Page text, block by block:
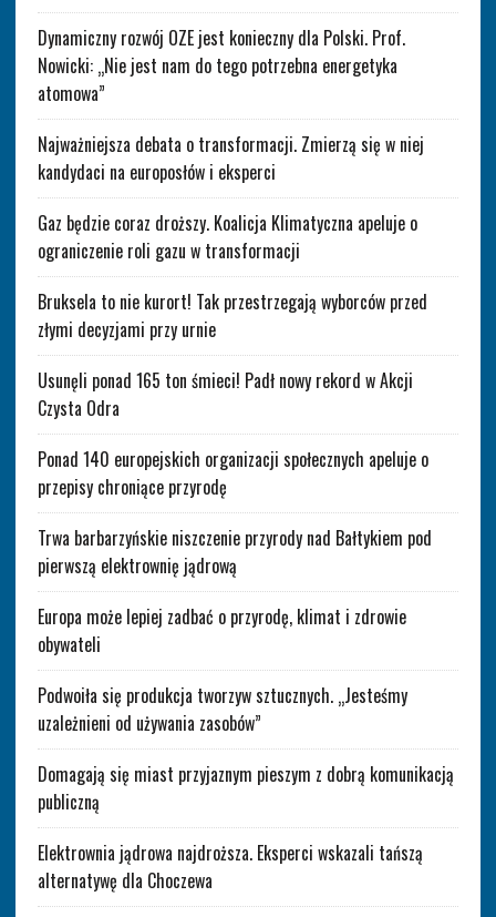
Dynamiczny rozwój OZE jest konieczny dla Polski. Prof.
Nowicki: „Nie jest nam do tego potrzebna energetyka
atomowa”
Najważniejsza debata o transformacji. Zmierzą się w niej
kandydaci na europosłów i eksperci
Gaz będzie coraz droższy. Koalicja Klimatyczna apeluje o
ograniczenie roli gazu w transformacji
Bruksela to nie kurort! Tak przestrzegają wyborców przed
złymi decyzjami przy urnie
Usunęli ponad 165 ton śmieci! Padł nowy rekord w Akcji
Czysta Odra
Ponad 140 europejskich organizacji społecznych apeluje o
przepisy chroniące przyrodę
Trwa barbarzyńskie niszczenie przyrody nad Bałtykiem pod
pierwszą elektrownię jądrową
Europa może lepiej zadbać o przyrodę, klimat i zdrowie
obywateli
Podwoiła się produkcja tworzyw sztucznych. „Jesteśmy
uzależnieni od używania zasobów”
Domagają się miast przyjaznym pieszym z dobrą komunikacją
publiczną
Elektrownia jądrowa najdroższa. Eksperci wskazali tańszą
alternatywę dla Choczewa